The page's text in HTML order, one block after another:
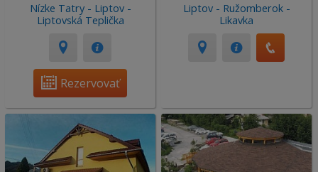
Nízke Tatry - Liptov -
Liptovská Teplička
Rezervovať
Liptov - Ružomberok -
Likavka